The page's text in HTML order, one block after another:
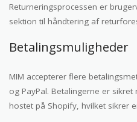
Returneringsprocessen er
sektion til håndtering af
Betalingsmuligheder
MIM accepterer flere
og PayPal. Betalingerne er
hostet på Shopify, hvilket sikrer